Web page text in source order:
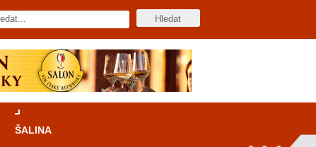
ŠALINA